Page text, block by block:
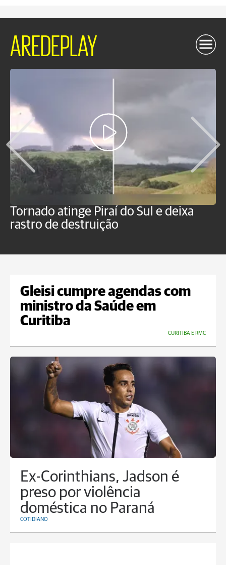
AREDEPLAY
Tornado atinge Piraí do Sul e deixa
rastro de destruição
Gleisi cumpre agendas com
ministro da Saúde em
Curitiba
CURITIBA E RMC
Ex-Corinthians, Jadson é
preso por violência
doméstica no Paraná
COTIDIANO